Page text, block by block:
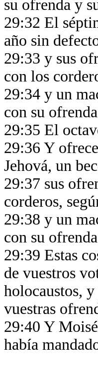
su ofrenda y
29:32 El
año sin
29:33 y sus
con los
29:34 y un
con su
29:35 El
29:36 Y
Jehová, un
29:37 sus
corderos,
29:38 y un
con su
29:39 Estas
de vuestros
holocaustos,
vuestras
29:40 Y
había